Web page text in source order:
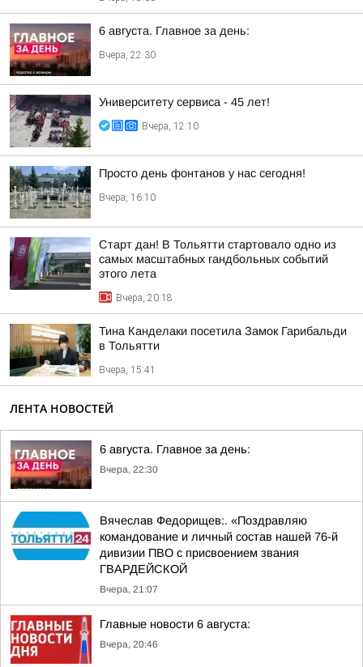
6 августа. Главное за день:
Вчера, 22:30
Университету сервиса - 45 лет!
Вчера, 12:10
Просто день фонтанов у нас сегодня!
Вчера, 16:10
Старт дан! В Тольятти стартовало одно из
самых масштабных гандбольных событий
этого лета
Вчера, 20:18
Тина Канделаки посетила Замок Гарибальди
в Тольятти
Вчера, 15:41
ЛЕНТА НОВОСТЕЙ
6 августа. Главное за день:
Вчера, 22:30
Вячеслав Федорищев:. «Поздравляю
командование и личный состав нашей 76-й
дивизии ПВО с присвоением звания
ГВАРДЕЙСКОЙ
Вчера, 21:07
Главные новости 6 августа:
Вчера, 20:46